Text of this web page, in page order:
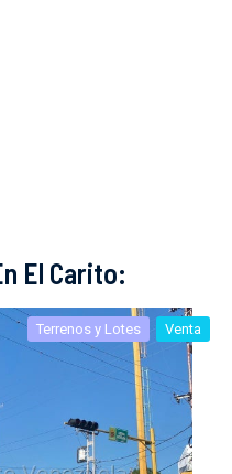
El Carito:
Terrenos y Lotes Venta